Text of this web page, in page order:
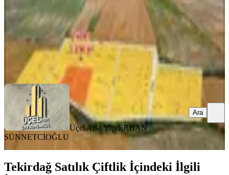
750.000 ₺
Üçel Arsa YapıERHAN SÜNNETCİOĞLU
Üçel Arsa YapıERHAN
SÜNNETCİOĞLU
Ara
Tekirdağ Satılık Çiftlik İçindeki İlgili